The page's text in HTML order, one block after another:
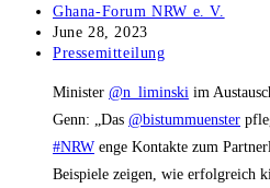
Post
author:
Ghana-Forum NRW e. V.
Post
published:
June 28, 2023
Post
Pressemitteilung
Minister @n_liminski im
Genn: „Das @bistummuenster
#NRW enge Kontakte zum
Beispiele zeigen, wie erfolgreich